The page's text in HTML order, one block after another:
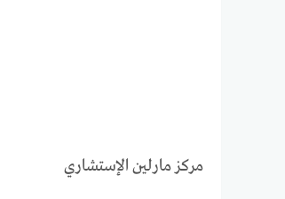
مركز مارلين الإستشاري